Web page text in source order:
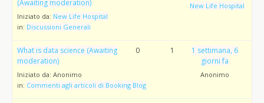
(Awaiting moderation)
Iniziato da: New Life Hospital
in: Discussioni Generali
New Life Hospital
What is data science (Awaiting
moderation)
Iniziato da: Anonimo
in: Commenti agli articoli di Booking Blog
0 1
1 settimana, 6
giorni fa
Anonimo